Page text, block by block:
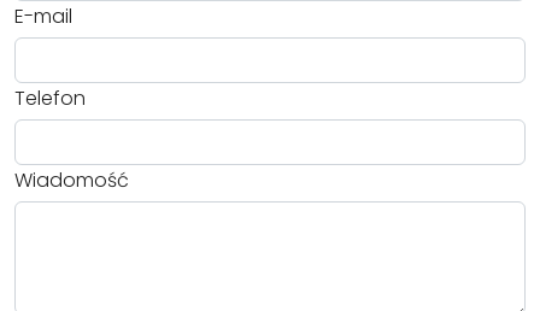
E-mail
Telefon
Wiadomość